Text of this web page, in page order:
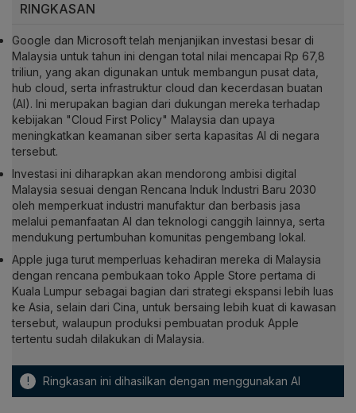
RINGKASAN
Google dan Microsoft telah menjanjikan investasi besar di
Malaysia untuk tahun ini dengan total nilai mencapai Rp 67,8
triliun, yang akan digunakan untuk membangun pusat data,
hub cloud, serta infrastruktur cloud dan kecerdasan buatan
(AI). Ini merupakan bagian dari dukungan mereka terhadap
kebijakan "Cloud First Policy" Malaysia dan upaya
meningkatkan keamanan siber serta kapasitas AI di negara
tersebut.
Investasi ini diharapkan akan mendorong ambisi digital
Malaysia sesuai dengan Rencana Induk Industri Baru 2030
oleh memperkuat industri manufaktur dan berbasis jasa
melalui pemanfaatan AI dan teknologi canggih lainnya, serta
mendukung pertumbuhan komunitas pengembang lokal.
Apple juga turut memperluas kehadiran mereka di Malaysia
dengan rencana pembukaan toko Apple Store pertama di
Kuala Lumpur sebagai bagian dari strategi ekspansi lebih luas
ke Asia, selain dari Cina, untuk bersaing lebih kuat di kawasan
tersebut, walaupun produksi pembuatan produk Apple
tertentu sudah dilakukan di Malaysia.
! Ringkasan ini dihasilkan dengan menggunakan AI